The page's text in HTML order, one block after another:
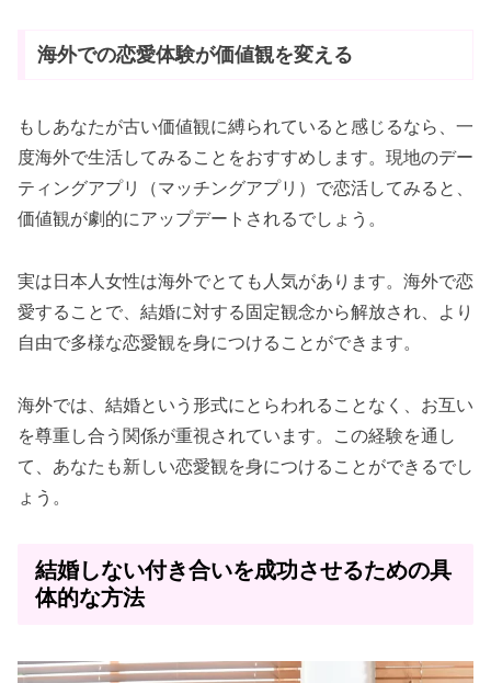
海外での恋愛体験が価値観を変える
もしあなたが古い価値観に縛られていると感じるなら、一
度海外で生活してみることをおすすめします。現地のデー
ティングアプリ（マッチングアプリ）で恋活してみると、
価値観が劇的にアップデートされるでしょう。
実は日本人女性は海外でとても人気があります。海外で恋
愛することで、結婚に対する固定観念から解放され、より
自由で多様な恋愛観を身につけることができます。
海外では、結婚という形式にとらわれることなく、お互い
を尊重し合う関係が重視されています。この経験を通し
て、あなたも新しい恋愛観を身につけることができるでし
ょう。
結婚しない付き合いを成功させるための具
体的な方法